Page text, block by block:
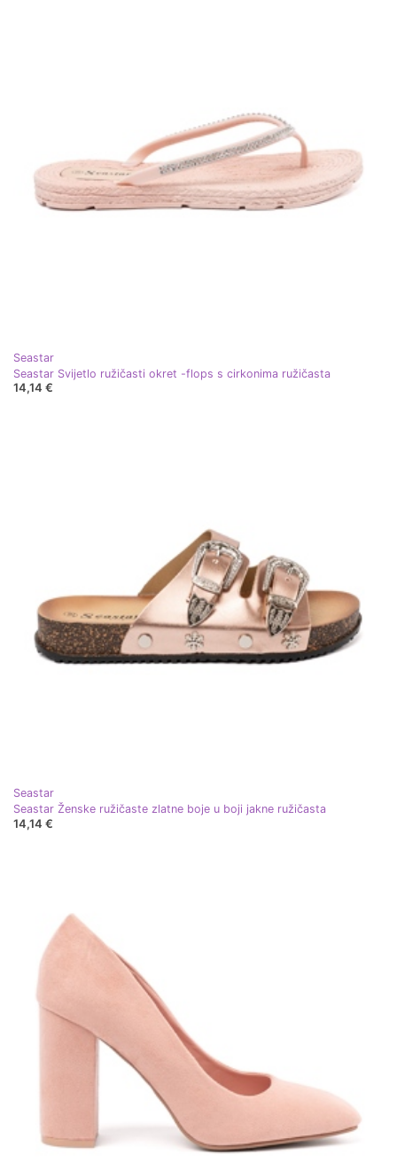
Seastar
Seastar Svijetlo ružičasti okret -flops s cirkonima ružičasta
14,14 €
Seastar
Seastar Ženske ružičaste zlatne boje u boji jakne ružičasta
14,14 €